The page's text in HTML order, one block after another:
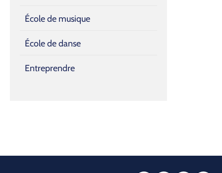
École de musique
École de danse
Entreprendre